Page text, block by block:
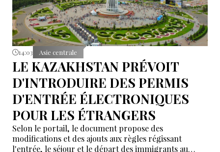
14:03 Asie centrale
LE KAZAKHSTAN PRÉVOIT
D'INTRODUIRE DES PERMIS
D'ENTRÉE ÉLECTRONIQUES
POUR LES ÉTRANGERS
Selon le portail, le document propose des
modifications et des ajouts aux règles régissant
l'entrée, le séjour et le départ des immigrants au